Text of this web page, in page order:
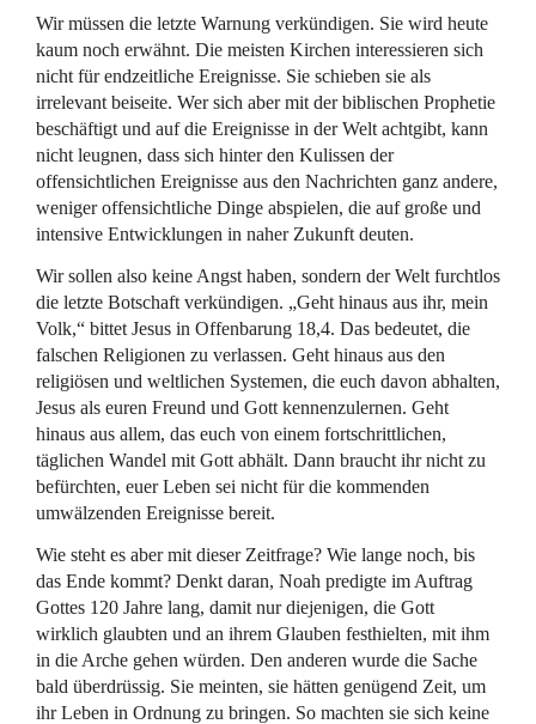
Wir müssen die letzte Warnung verkündigen. Sie wird heute
kaum noch erwähnt. Die meisten Kirchen interessieren sich
nicht für endzeitliche Ereignisse. Sie schieben sie als
irrelevant beiseite. Wer sich aber mit der biblischen Prophetie
beschäftigt und auf die Ereignisse in der Welt achtgibt, kann
nicht leugnen, dass sich hinter den Kulissen der
offensichtlichen Ereignisse aus den Nachrichten ganz andere,
weniger offensichtliche Dinge abspielen, die auf große und
intensive Entwicklungen in naher Zukunft deuten.
Wir sollen also keine Angst haben, sondern der Welt furchtlos
die letzte Botschaft verkündigen. „Geht hinaus aus ihr, mein
Volk,“ bittet Jesus in Offenbarung 18,4. Das bedeutet, die
falschen Religionen zu verlassen. Geht hinaus aus den
religiösen und weltlichen Systemen, die euch davon abhalten,
Jesus als euren Freund und Gott kennenzulernen. Geht
hinaus aus allem, das euch von einem fortschrittlichen,
täglichen Wandel mit Gott abhält. Dann braucht ihr nicht zu
befürchten, euer Leben sei nicht für die kommenden
umwälzenden Ereignisse bereit.
Wie steht es aber mit dieser Zeitfrage? Wie lange noch, bis
das Ende kommt? Denkt daran, Noah predigte im Auftrag
Gottes 120 Jahre lang, damit nur diejenigen, die Gott
wirklich glaubten und an ihrem Glauben festhielten, mit ihm
in die Arche gehen würden. Den anderen wurde die Sache
bald überdrüssig. Sie meinten, sie hätten genügend Zeit, um
ihr Leben in Ordnung zu bringen. So machten sie sich keine